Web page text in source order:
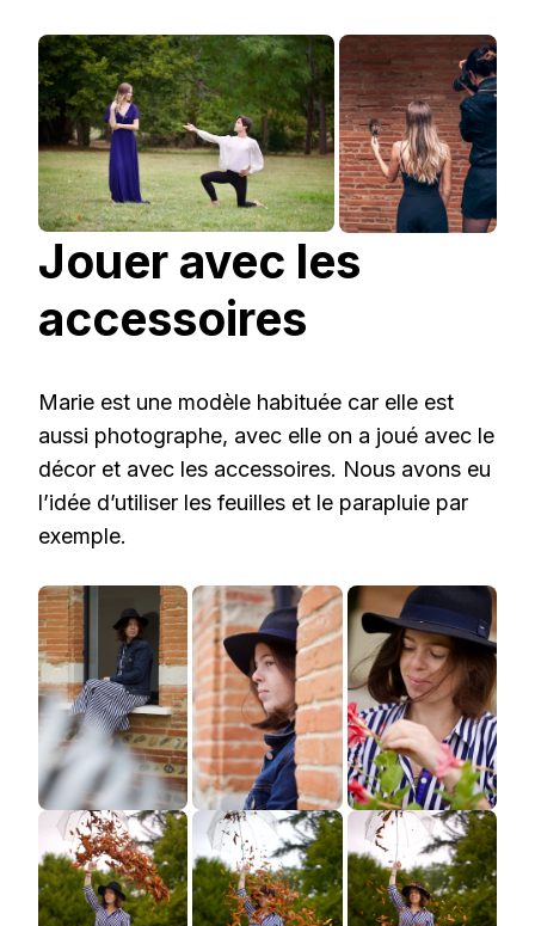
Jouer avec les
accessoires
Marie est une modèle habituée car elle est
aussi photographe, avec elle on a joué avec le
décor et avec les accessoires. Nous avons eu
l’idée d’utiliser les feuilles et le parapluie par
exemple.